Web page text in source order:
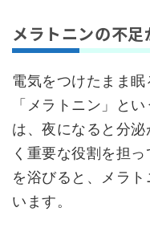
メラトニンの不
電気をつけたまま
「メラトニン」と
は、夜になると分
く重要な役割を担
を浴びると、メラ
います。